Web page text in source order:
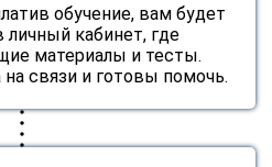
обучение, вам будет
личный кабинет, где
материалы и тесты.
связи и готовы помочь.